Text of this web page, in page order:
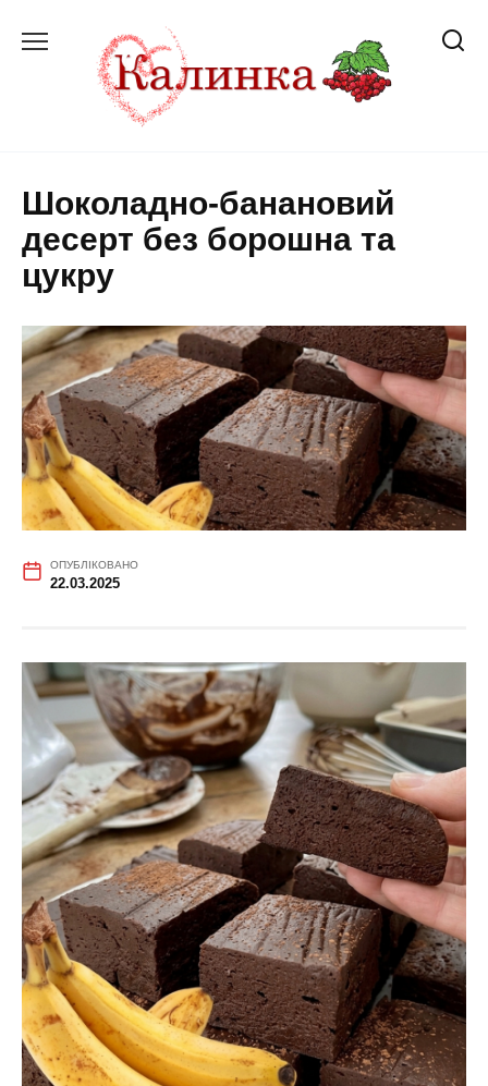
Шоколадно-банановий
десерт без борошна та
цукру
ОПУБЛІКОВАНО
22.03.2025